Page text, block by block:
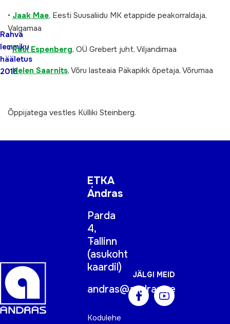
Rahva
lemmiku
hääletus
2016
• Jaak Mae, Eesti Suusaliidu MK etappide peakorraldaja,
Valgamaa
•Raul Espenberg, OÜ Grebert juht, Viljandimaa
•Helen Saarnits, Võru lasteaia Päkapikk õpetaja, Võrumaa
Õppijatega vestles Külliki Steinberg.
ETKA
Andras
Parda
4,
Tallinn
(asukoht
kaardil)
andras@andras.ee
Kodulehe
JÄLGI MEID